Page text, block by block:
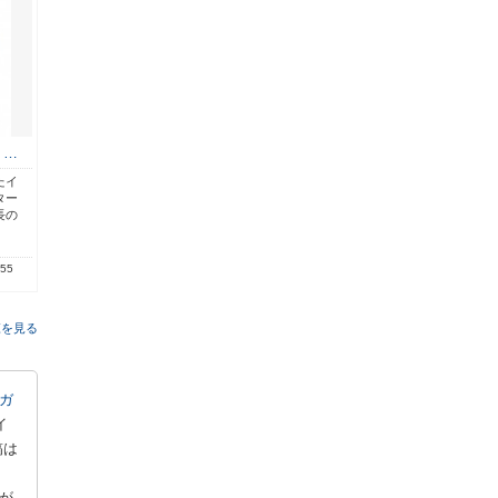
…
イ
ー
の
見る
は